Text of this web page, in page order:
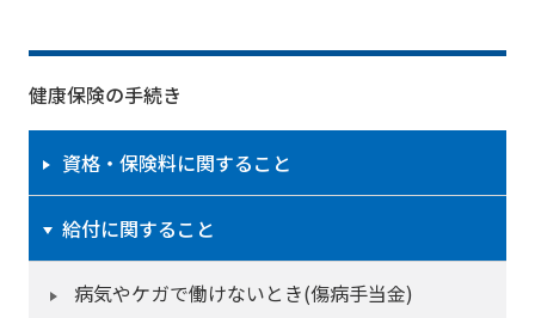
健康保険の手続き
資格・保険料に関すること
給付に関すること
病気やケガで働けないとき(傷病手当金)